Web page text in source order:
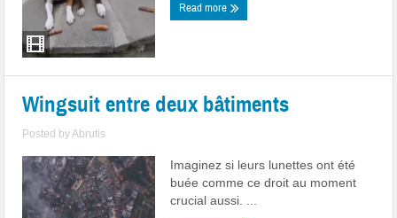
Read more
Wingsuit entre deux bâtiments
Posted byAbrutis
Imaginez si leurs lunettes ont été
buée comme ce droit au moment
crucial aussi. ...